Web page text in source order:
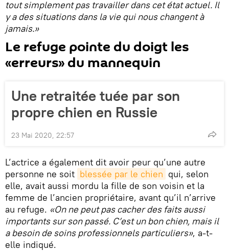
tout simplement pas travailler dans cet état actuel. Il
y a des situations dans la vie qui nous changent à
jamais.»
Le refuge pointe du doigt les
«erreurs» du mannequin
Une retraitée tuée par son
propre chien en Russie
23 Mai 2020, 22:57
L’actrice a également dit avoir peur qu’une autre
personne ne soit blessée par le chien qui, selon
elle, avait aussi mordu la fille de son voisin et la
femme de l’ancien propriétaire, avant qu’il n’arrive
au refuge. «On ne peut pas cacher des faits aussi
importants sur son passé. C’est un bon chien, mais il
a besoin de soins professionnels particuliers», a-t-
elle indiqué.